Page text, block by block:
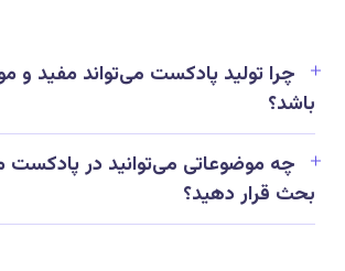
چرا تولید پادکست می‌تواند مفید و
باشد؟
چه موضوعاتی می‌توانید در پادکست
بحث قرار دهید؟